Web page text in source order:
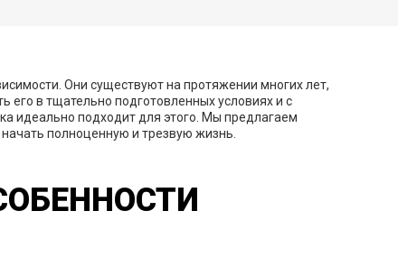
Они существуют на протяжении многих лет,
в тщательно подготовленных условиях и с
идеально подходит для этого. Мы предлагаем
полноценную и трезвую жизнь.